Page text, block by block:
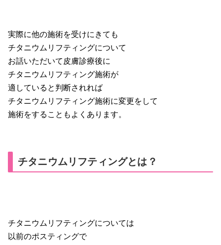
実際に他の施術を受けにきても
チタニウムリフティングについて
お話いただいて皮膚診療後に
チタニウムリフティング施術が
適していると判断されれば
チタニウムリフティング施術に変更をして
施術をすることもよくあります。
チタニウムリフティングとは？
チタニウムリフティングについては
以前のポスティングで